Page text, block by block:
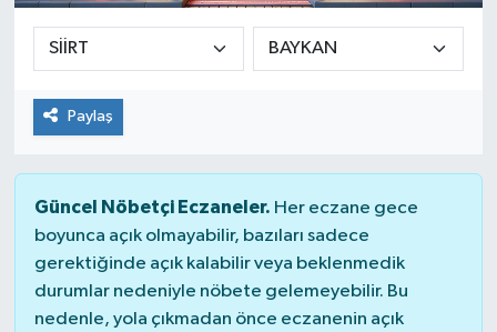
Paylaş
Güncel Nöbetçi Eczaneler. Her eczane gece
boyunca açık olmayabilir, bazıları sadece
gerektiğinde açık kalabilir veya beklenmedik
durumlar nedeniyle nöbete gelemeyebilir. Bu
nedenle, yola çıkmadan önce eczanenin açık